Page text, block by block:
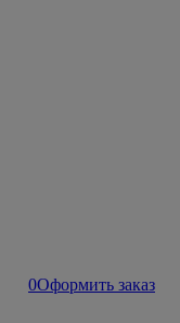
0Оформить заказ